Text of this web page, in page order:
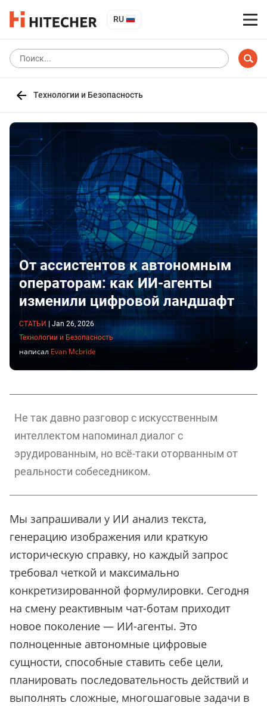
RU
Технологии и Безопасность
От ассистентов к автономным
операторам: как ИИ-агенты
изменили цифровой ландшафт
СТАТЬИ
Jan 26, 2026
Технологии и Безопасность
написал Evan Mcbride
Не так давно разговор с искусственным
интеллектом напоминал диалог с
эрудированным, но всё-таки оторванным от
реальности собеседником.
Мы запрашивали у ИИ анализ текста,
генерацию изображения или краткую
историческую справку, но каждый запрос
требовал четкой и максимально
конкретизированной формулировки. Сегодня
на смену реактивным чат-ботам приходит
новое поколение — ИИ-агенты. Это
полноценные автономные цифровые
сущности, способные ставить себе цели,
планировать последовательность действий и
выполнять сложные, многошаговые задачи в